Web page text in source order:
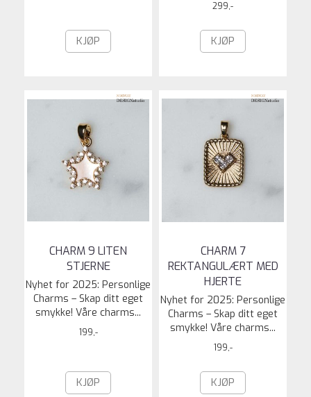
KJØP
299,-
KJØP
CHARM 9 LITEN
STJERNE
Nyhet for 2025: Personlige
Charms – Skap ditt eget
smykke! Våre charms...
199,-
KJØP
CHARM 7
REKTANGULÆRT MED
HJERTE
Nyhet for 2025: Personlige
Charms – Skap ditt eget
smykke! Våre charms...
199,-
KJØP